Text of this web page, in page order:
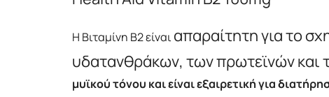
Η Βιταμίνη Β2 είναι απαραίτητη για το
υδατανθράκων, των πρωτεϊνών και
μυϊκού τόνου και είναι εξαιρετική για